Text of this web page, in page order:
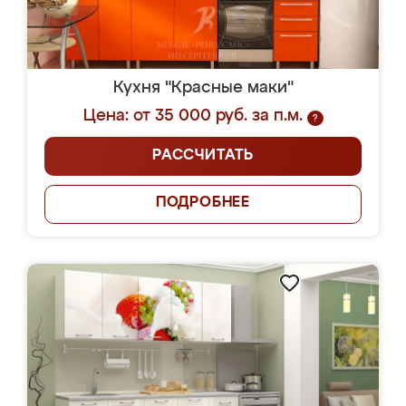
Кухня "Красные маки"
Цена: от 35 000 руб. за п.м.
?
РАССЧИТАТЬ
ПОДРОБНЕЕ